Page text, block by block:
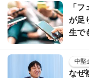
「
が足
生で
中堅
なぜ